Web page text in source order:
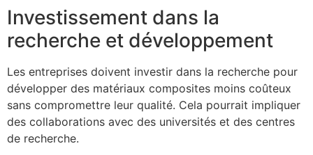
Investissement dans la
recherche et développement
Les entreprises doivent investir dans la recherche pour
développer des matériaux composites moins coûteux
sans compromettre leur qualité. Cela pourrait impliquer
des collaborations avec des universités et des centres
de recherche.